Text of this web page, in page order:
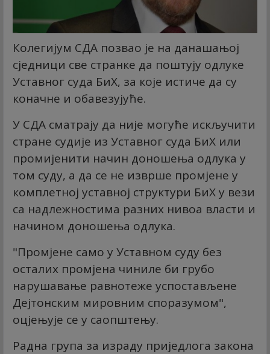
Колегијум СДА позвао је на данашањој
сједници све странке да поштују одлуке
Уставног суда БиХ, за које истиче да су
коначне и обавезујуће.
У СДА сматрају да није могуће искључити
стране судије из Уставног суда БиХ или
промијенити начин доношења одлука у
том суду, а да се не изврше промјене у
комплетној уставној структури БиХ у вези
са надлежностима разних нивоа власти и
начином доношења одлука.
"Промјене само у Уставном суду без
осталих промјена чиниле би грубо
нарушавање равнотеже успостављене
Дејтонским мировним споразумом",
оцјењује се у саопштењу.
Радна група за израду приједлога закона